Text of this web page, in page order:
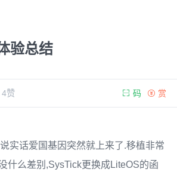
验总结
4赞 赏
码
实话爱国基因突然就上来了.移植非常
什么差别,SysTick更换成LiteOS的函